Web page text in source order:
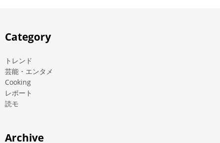
Category
トレンド
芸能・エンタメ
Cooking
レポート
読モ
Archive